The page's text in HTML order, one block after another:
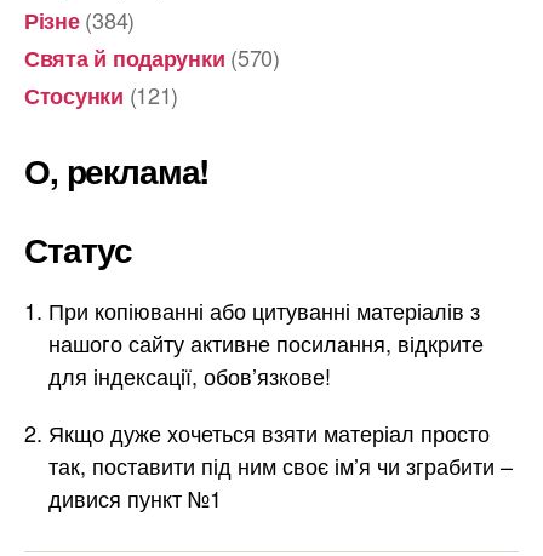
Різне(384)
Свята й подарунки (570)
Стосунки (121)
О, реклама!
Статус
При копіюванні або цитуванні матеріалів з
нашого сайту активне посилання, відкрите
для індексації, обов’язкове!
Якщо дуже хочеться взяти матеріал просто
так, поставити під ним своє ім’я чи зграбити –
дивися пункт №1